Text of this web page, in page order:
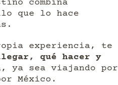
combina
que lo hace
experiencia, te
llegar, qué hacer y
ya sea viajando por
México.